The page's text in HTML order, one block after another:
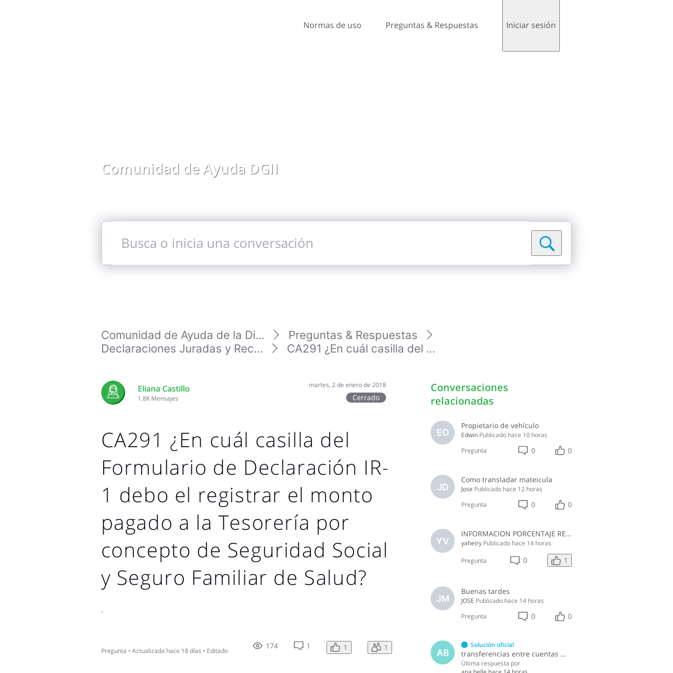
Normas de uso Preguntas & Respuestas Iniciar sesión
Comunidad de Ayuda DGII
Busca
inicia
Comunidad de Ayuda de la Di...
Preguntas & Respuestas
Declaraciones Juradas y Rec...
CA291 ¿En cuál casilla del ...
Eliana Castillo
1.8K Mensajes
martes, 2 de enero de 2018
Cerrado
CA291 ¿En cuál casilla del
Formulario de Declaración IR-
1 debo el registrar el monto
pagado a la Tesorería por
concepto de Seguridad Social
y Seguro Familiar de Salud?
.
Pregunta • Actualizada hace 18 días • Editado
174 1 1 1
Conversaciones
relacionadas
EO
Propietario de vehículo
Edwin Publicado hace 10 horas
Pregunta
0 0
JD
Como transladar mateicula
Jose Publicado hace 12 horas
Pregunta
0 0
YV
INFORMACION PORCENTAJE RETENCION ISR PERSONAS NO PROFESIONALES, EMPRESA JURIDICA NO DEL SECTOR CONSTRUCCION JULIO 2026
yaheiry Publicado hace 14 horas
Pregunta 0 1
JM
Buenas tardes
JOSE Publicado hace 14 horas
Pregunta
0 0
AB
Solución oficial
transferencias entre cuentas mancomunadas
Última respuesta por